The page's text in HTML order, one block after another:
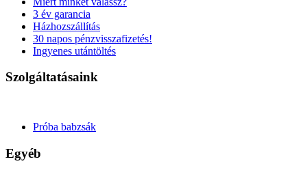
3 év garancia
Házhozszállítás
30 napos pénzvisszafizetés!
Ingyenes utántöltés
Szolgáltatásaink
Próba babzsák
Egyéb